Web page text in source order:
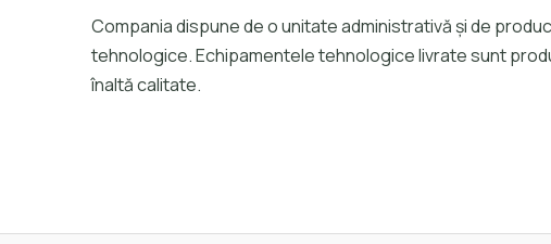
Compania dispune de o unitate administrativă și de
tehnologice. Echipamentele tehnologice livrate sunt
înaltă calitate.